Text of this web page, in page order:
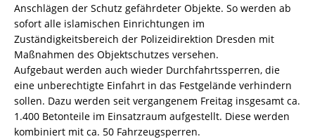
Anschlägen der Schutz gefährdeter Objekte. So werden ab
sofort alle islamischen Einrichtungen im
Zuständigkeitsbereich der Polizeidirektion Dresden mit
Maßnahmen des Objektschutzes versehen.
Aufgebaut werden auch wieder Durchfahrtssperren, die
eine unberechtigte Einfahrt in das Festgelände verhindern
sollen. Dazu werden seit vergangenem Freitag insgesamt ca.
1.400 Betonteile im Einsatzraum aufgestellt. Diese werden
kombiniert mit ca. 50 Fahrzeugsperren.